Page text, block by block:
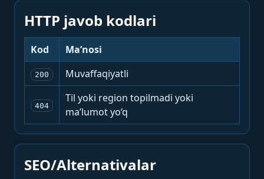
HTTP javob kodlari
Kod Ma’nosi
200 Muvaffaqiyatli
404
Til yoki region topilmadi yoki
ma’lumot yo‘q
SEO/Alternativalar